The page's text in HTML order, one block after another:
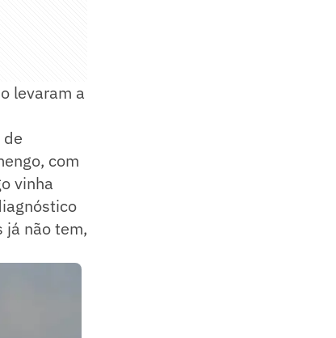
levaram a
com
vinha
já não tem,